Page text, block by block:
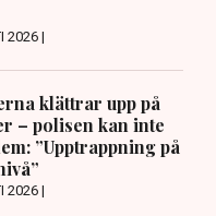
2026 |
klättrar upp på
– polisen kan inte
”Upptrappning på
2026 |